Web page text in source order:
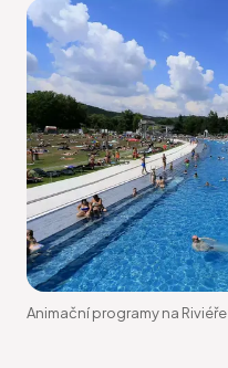
Animační programy na Riviéře